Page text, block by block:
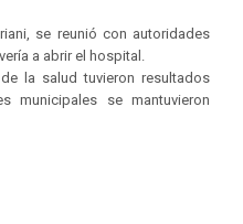
se reunió con autoridades
a abrir el hospital.
la salud tuvieron resultados
municipales se mantuvieron